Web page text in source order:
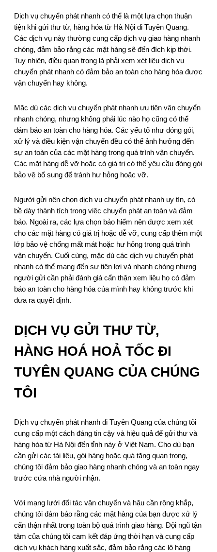
Dịch vụ chuyển phát nhanh có thể là một lựa chọn thuận
tiện khi gửi thư từ, hàng hóa từ Hà Nội đi Tuyên Quang.
Các dịch vụ này thường cung cấp dịch vụ giao hàng nhanh
chóng, đảm bảo rằng các mặt hàng sẽ đến đích kịp thời.
Tuy nhiên, điều quan trọng là phải xem xét liệu dịch vụ
chuyển phát nhanh có đảm bảo an toàn cho hàng hóa được
vận chuyển hay không.
Mặc dù các dịch vụ chuyển phát nhanh ưu tiên vận chuyển
nhanh chóng, nhưng không phải lúc nào họ cũng có thể
đảm bảo an toàn cho hàng hóa. Các yếu tố như đóng gói,
xử lý và điều kiện vận chuyển đều có thể ảnh hưởng đến
sự an toàn của các mặt hàng trong quá trình vận chuyển.
Các mặt hàng dễ vỡ hoặc có giá trị có thể yêu cầu đóng gói
bảo vệ bổ sung để tránh hư hỏng hoặc vỡ.
Người gửi nên chọn dịch vụ chuyển phát nhanh uy tín, có
bề dày thành tích trong việc chuyển phát an toàn và đảm
bảo. Ngoài ra, các lựa chọn bảo hiểm nên được xem xét
cho các mặt hàng có giá trị hoặc dễ vỡ, cung cấp thêm một
lớp bảo vệ chống mất mát hoặc hư hỏng trong quá trình
vận chuyển. Cuối cùng, mặc dù các dịch vụ chuyển phát
nhanh có thể mang đến sự tiện lợi và nhanh chóng nhưng
người gửi cần phải đánh giá cẩn thận xem liệu họ có đảm
bảo an toàn cho hàng hóa của mình hay không trước khi
đưa ra quyết định.
DỊCH VỤ GỬI THƯ TỪ,
HÀNG HOÁ HOẢ TỐC ĐI
TUYÊN QUANG CỦA CHÚNG
TÔI
Dịch vụ chuyển phát nhanh đi Tuyên Quang của chúng tôi
cung cấp một cách đáng tin cậy và hiệu quả để gửi thư và
hàng hóa từ Hà Nội đến tỉnh này ở Việt Nam. Cho dù bạn
cần gửi các tài liệu, gói hàng hoặc quà tặng quan trọng,
chúng tôi đảm bảo giao hàng nhanh chóng và an toàn ngay
trước cửa nhà người nhận.
Với mạng lưới đối tác vận chuyển và hậu cần rộng khắp,
chúng tôi đảm bảo rằng các mặt hàng của bạn được xử lý
cẩn thận nhất trong toàn bộ quá trình giao hàng. Đội ngũ tận
tâm của chúng tôi cam kết đáp ứng thời hạn và cung cấp
dịch vụ khách hàng xuất sắc, đảm bảo rằng các lô hàng